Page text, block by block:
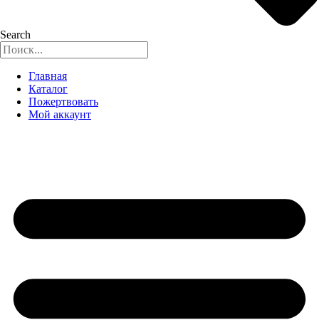
Search
Главная
Каталог
Пожертвовать
Мой аккаунт